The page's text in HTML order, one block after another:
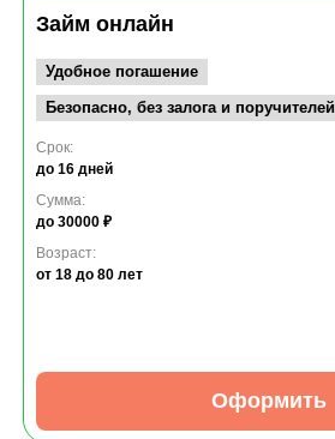
Займ онлайн
Удобное погашение
Безопасно, без залога и поручителей
Срок:
до 16 дней
Сумма:
до 30000 ₽
Возраст:
от 18 до 80 лет
Оформить